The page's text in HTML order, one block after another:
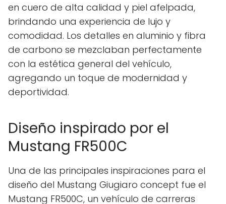
en cuero de alta calidad y piel afelpada,
brindando una experiencia de lujo y
comodidad. Los detalles en aluminio y fibra
de carbono se mezclaban perfectamente
con la estética general del vehículo,
agregando un toque de modernidad y
deportividad.
Diseño inspirado por el
Mustang FR500C
Una de las principales inspiraciones para el
diseño del Mustang Giugiaro concept fue el
Mustang FR500C, un vehículo de carreras